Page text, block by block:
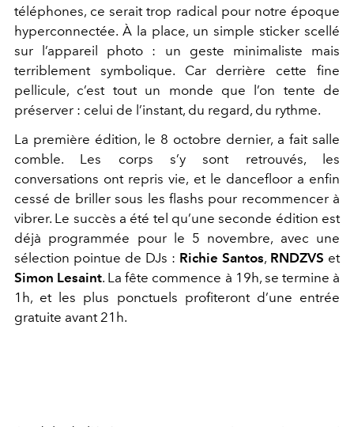
téléphones, ce serait trop radical pour notre époque
hyperconnectée. À la place, un simple sticker scellé
sur l’appareil photo : un geste minimaliste mais
terriblement symbolique. Car derrière cette fine
pellicule, c’est tout un monde que l’on tente de
préserver : celui de l’instant, du regard, du rythme.
La première édition, le 8 octobre dernier, a fait salle
comble. Les corps s’y sont retrouvés, les
conversations ont repris vie, et le dancefloor a enfin
cessé de briller sous les flashs pour recommencer à
vibrer. Le succès a été tel qu’une seconde édition est
déjà programmée pour le 5 novembre, avec une
sélection pointue de DJs : Richie Santos, RNDZVS et
Simon Lesaint. La fête commence à 19h, se termine à
1h, et les plus ponctuels profiteront d’une entrée
gratuite avant 21h.